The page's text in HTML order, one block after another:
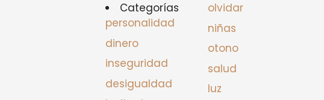
Categorías
personalidad
dinero
inseguridad
desigualdad
olvidar
niñas
otono
salud
luz